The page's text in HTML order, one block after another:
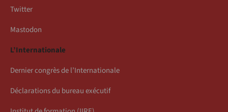
Twitter
Mastodon
L’Internationale
Dernier congrès de l’Internationale
Déclarations du bureau exécutif